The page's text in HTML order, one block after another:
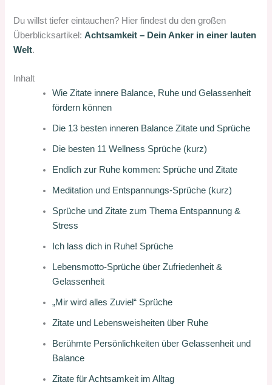
Du willst tiefer eintauchen? Hier findest du den großen
Überblicksartikel:Achtsamkeit – Dein Anker in einer lauten
Welt.
Inhalt
Wie Zitate innere Balance, Ruhe und Gelassenheit
fördern können
Die 13 besten inneren Balance Zitate und Sprüche
Die besten 11 Wellness Sprüche (kurz)
Endlich zur Ruhe kommen: Sprüche und Zitate
Meditation und Entspannungs-Sprüche (kurz)
Sprüche und Zitate zum Thema Entspannung &
Stress
Ich lass dich in Ruhe! Sprüche
Lebensmotto-Sprüche über Zufriedenheit &
Gelassenheit
„Mir wird alles Zuviel“ Sprüche
Zitate und Lebensweisheiten über Ruhe
Berühmte Persönlichkeiten über Gelassenheit und
Balance
Zitate für Achtsamkeit im Alltag